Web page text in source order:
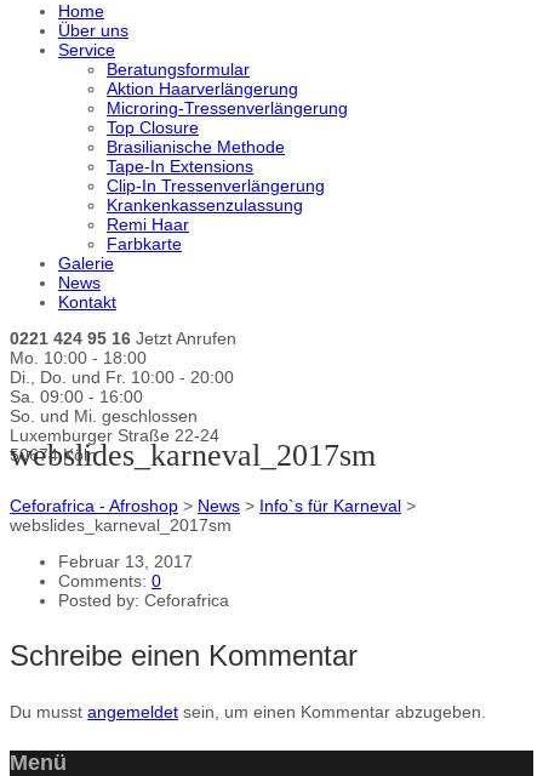
Home
Über uns
Service
Beratungsformular
Aktion Haarverlängerung
Microring-Tressenverlängerung
Top Closure
Brasilianische Methode
Tape-In Extensions
Clip-In Tressenverlängerung
Krankenkassenzulassung
Remi Haar
Farbkarte
Galerie
News
Kontakt
0221 424 95 16 Jetzt Anrufen
Mo. 10:00 - 18:00
Di., Do. und Fr. 10:00 - 20:00
Sa. 09:00 - 16:00
So. und Mi. geschlossen
Luxemburger Straße 22-24
50674 Köln
webslides_karneval_2017sm
Ceforafrica - Afroshop > News > Info`s für Karneval >
webslides_karneval_2017sm
Februar 13, 2017
Comments: 0
Posted by: Ceforafrica
Schreibe einen Kommentar
Du musst angemeldet sein, um einen Kommentar abzugeben.
Menü